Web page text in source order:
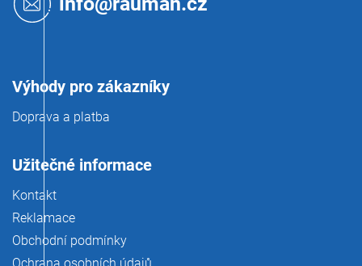
Výhody pro zákazníky
Doprava a platba
Užitečné informace
Kontakt
Reklamace
Obchodní podmínky
Ochrana osobních údajů